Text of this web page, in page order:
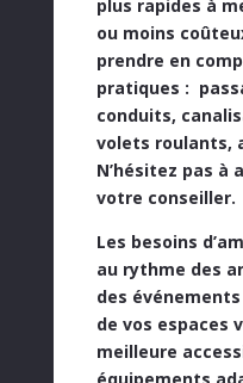
plus rapides à
ou moins
prendre en
pratiques :
conduits,
volets roulants,
N’hésitez pas à
votre conseiller.
Les besoins
au rythme des
des
de vos espaces
meilleure